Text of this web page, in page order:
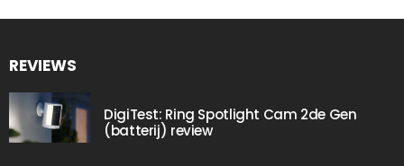
REVIEWS
DigiTest: Ring Spotlight Cam 2de Gen
(batterij) review